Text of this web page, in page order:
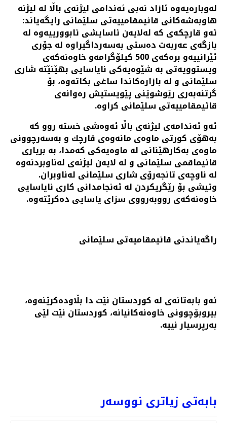
له‌وباره‌یه‌وه‌ ئازاد نه‌بی ئه‌ندامی لیژنه‌ی باڵا له‌ لیژنه‌
هاوبه‌شه‌كانی قائیمقامییه‌تی سلێمانی رایگه‌یاند:
ئه‌و قارچكه‌ی كه‌ له‌لایه‌ن ئاسایشی ئابوورییه‌وه‌ له‌
بازگه‌ی عه‌ربه‌ت ده‌ستی به‌سه‌رداگیراوه‌ له‌ جۆری
ئێرانییه‌و بره‌كه‌ی 500 كیلۆگرامه‌و خاوه‌نه‌كه‌ی
ویستوویه‌تی به‌ شێوه‌یه‌كی نایاسایی بهێنێته‌ شاری
سلێمانی و له‌ بازاره‌كاندا ساغی بكاته‌وه‌، بۆ
گرتنه‌به‌ری رێوشوێنی پێویستیش ره‌وانه‌ی
قائیمقامییه‌تی سلێمانی كراوه‌.
ئه‌و ئه‌ندامه‌ی لیژنه‌ی باڵا ئه‌وه‌شی خسته‌ روو كه‌
به‌هۆی كورتی ماوه‌ی مانه‌وه‌ی قارچك و به‌سه‌رچوونی
ماوه‌ی به‌كارهێنانی له‌ ماوه‌یه‌كی كه‌مدا، به‌ بریاری
قائیماقمی سلێمانی و له‌ لایه‌ن لیژنه‌ی له‌ناوبردنه‌وه‌
له‌ ناوچه‌ی تانجه‌رۆی شاری سلێمانی له‌ناوبران.
وتیشی بۆ رێگریكردن له‌ ئه‌نجامدانی كاری نایاسایی
خاوه‌نه‌كه‌ی رووبه‌رووی سزای یاسایی ده‌كرێته‌وه‌.
راگه‌یاندنی قائیمقامیه‌تی سلێمانی
ئه‌و بابه‌تانه‌ی له‌ کوردستان نێت دا بڵاوده‌کرێنه‌وه‌،
بیروبۆچوونی خاوه‌نه‌کانیانه‌، کوردستان نێت لێی
به‌رپرسیار نییه‌.
بابەتی زیاتری نووسەر